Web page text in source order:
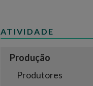
ATIVIDADE
Produção
Produtores